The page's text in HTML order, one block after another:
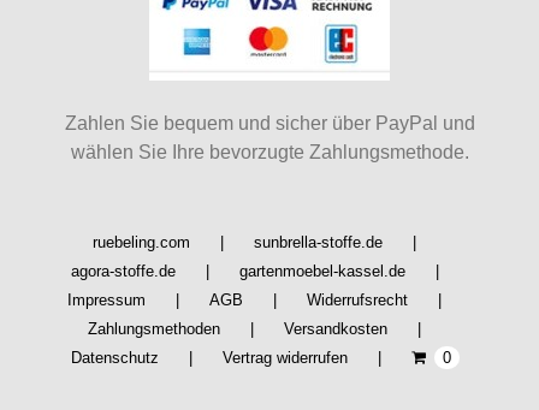
Zahlen Sie bequem und sicher über PayPal und
wählen Sie Ihre bevorzugte Zahlungsmethode.
ruebeling.com
sunbrella-stoffe.de
agora-stoffe.de
gartenmoebel-kassel.de
Impressum
AGB
Widerrufsrecht
Zahlungsmethoden
Versandkosten
Datenschutz
Vertrag widerrufen 0